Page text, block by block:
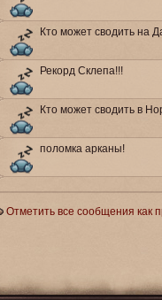
Кто может сводить на
Рекорд Склепа!!!
Кто может сводить в
поломка арканы!
Отметить все сообщения как